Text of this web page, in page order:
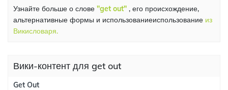
Узнайте больше о слове "get out" , его происхождение,
альтернативные формы и использованиеиспользование из
Викисловаря.
Вики-контент для get out
Get Out